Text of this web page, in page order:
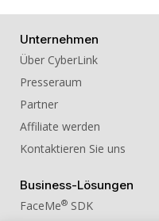
Unternehmen
Über CyberLink
Presseraum
Partner
Affiliate werden
Kontaktieren Sie uns
Business-Lösungen
FaceMe® SDK